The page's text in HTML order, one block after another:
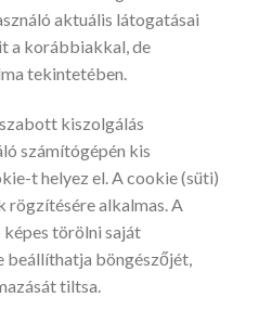
aktuális látogatásai
a korábbiakkal, de
tekintetében.
kiszolgálás
számítógépén kis
t helyez el. A cookie (süti)
rögzítésére alkalmas. A
képes törölni saját
böngészőjét,
tiltsa.